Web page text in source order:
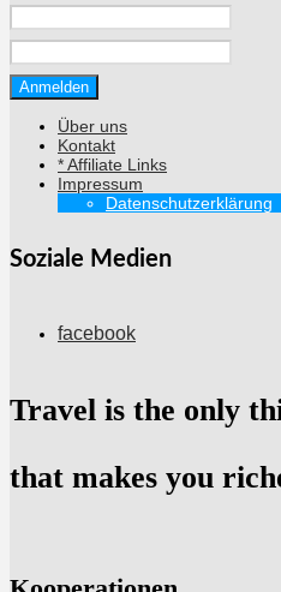
Über uns
Kontakt
* Affiliate Links
Impressum
Datenschutzerklärung
Soziale Medien
facebook
Travel is the only
that makes you